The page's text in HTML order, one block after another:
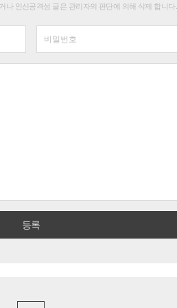
나 인신공격성 글은 관리자의 판단에 의해 삭제 합니다.